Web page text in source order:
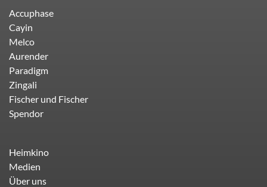
Accuphase
Cayin
Melco
Aurender
Paradigm
Zingali
Fischer und Fischer
Spendor
Heimkino
Medien
Über uns